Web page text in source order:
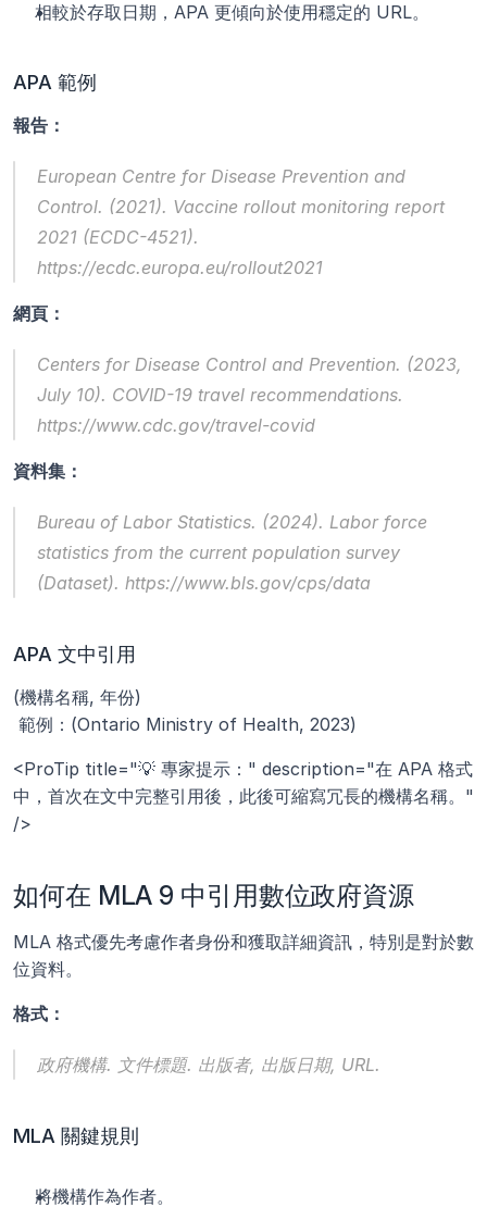
相較於存取日期，APA 更傾向於使用穩定的 URL。
APA 範例
報告：
European Centre for Disease Prevention and
Control. (2021). Vaccine rollout monitoring report
2021 (ECDC-4521).
https://ecdc.europa.eu/rollout2021
網頁：
Centers for Disease Control and Prevention. (2023,
July 10). COVID-19 travel recommendations.
https://www.cdc.gov/travel-covid
資料集：
Bureau of Labor Statistics. (2024). Labor force
statistics from the current population survey
(Dataset). https://www.bls.gov/cps/data
APA 文中引用
(機構名稱, 年份)
範例：(Ontario Ministry of Health, 2023)
<ProTip title="💡 專家提示：" description="在 APA 格式
中，首次在文中完整引用後，此後可縮寫冗長的機構名稱。"
/>
如何在 MLA 9 中引用數位政府資源
MLA 格式優先考慮作者身份和獲取詳細資訊，特別是對於數
位資料。
格式：
政府機構. 文件標題. 出版者, 出版日期, URL.
MLA 關鍵規則
將機構作為作者。